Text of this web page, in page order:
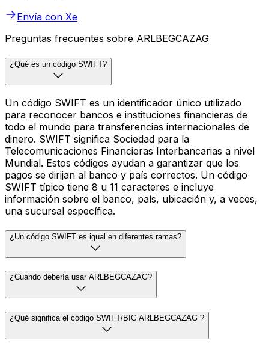
Envía con Xe
Preguntas frecuentes sobre ARLBEGCAZAG
¿Qué es un código SWIFT?
Un código SWIFT es un identificador único utilizado
para reconocer bancos e instituciones financieras de
todo el mundo para transferencias internacionales de
dinero. SWIFT significa Sociedad para la
Telecomunicaciones Financieras Interbancarias a nivel
Mundial. Estos códigos ayudan a garantizar que los
pagos se dirijan al banco y país correctos. Un código
SWIFT típico tiene 8 u 11 caracteres e incluye
información sobre el banco, país, ubicación y, a veces,
una sucursal específica.
¿Un código SWIFT es igual en diferentes ramas?
¿Cuándo debería usar ARLBEGCAZAG?
¿Qué significa el código SWIFT/BIC ARLBEGCAZAG ?